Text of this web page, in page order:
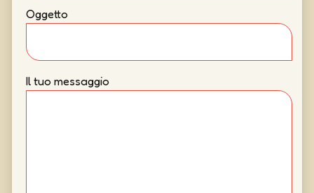
Oggetto
Il tuo messaggio